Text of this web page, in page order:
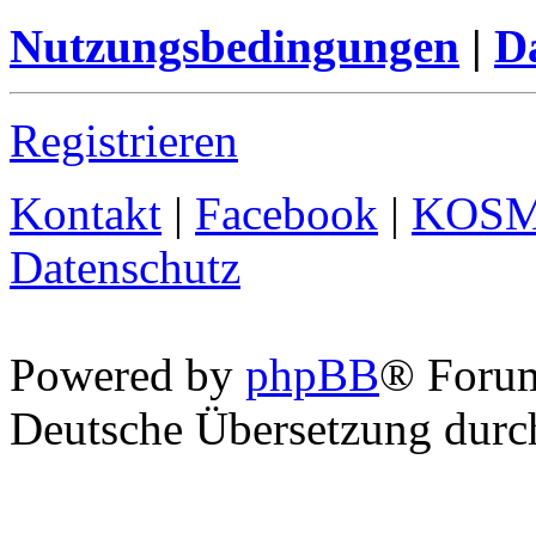
Nutzungsbedingungen |
Registrieren
Kontakt | Facebook |
Datenschutz
Powered by phpBB®
Deutsche Übersetzung